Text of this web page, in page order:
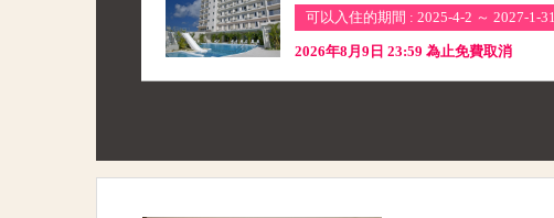
可以入住的期間 : 2025-4-2 ～ 2027-1-31
2026年8月9日 23:59 為止免費取消